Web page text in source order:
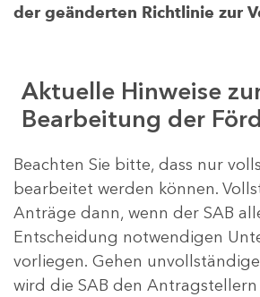
der geänderten Richtlinie zur
Aktuelle Hinweise
Bearbeitung der
Beachten Sie bitte, dass nur
bearbeitet werden können.
Anträge dann, wenn der SAB
Entscheidung notwendigen
vorliegen. Gehen
wird die SAB den Antragstellern